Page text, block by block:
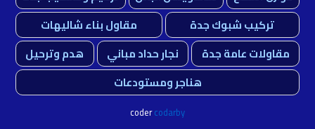
تركيب شبوك جدة
مقاول بناء شاليهات
مقاولات عامة جدة
نجار حداد مباني
هدم وترحيل
هناجر ومستودعات
codercodarby